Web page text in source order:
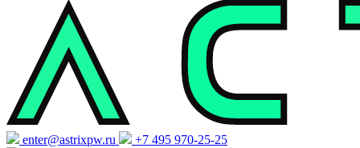
enter@astrixpw.ru
+7 495 970-25-25